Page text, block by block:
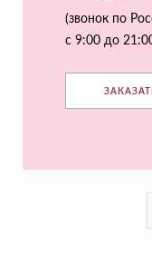
(звонок по
с 9:00 до